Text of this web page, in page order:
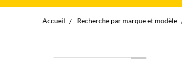
Accueil Recherche par marque et modèle